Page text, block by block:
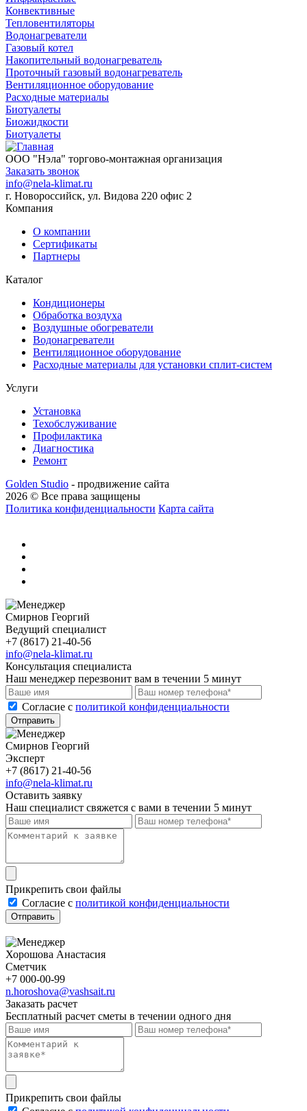
Конвективные
Тепловентиляторы
Водонагреватели
Газовый котел
Накопительный водонагреватель
Проточный газовый водонагреватель
Вентиляционное оборудование
Расходные материалы
Биотуалеты
Биожидкости
Биотуалеты
ООО "Нэла" торгово-монтажная организация
Заказать звонок
info@nela-klimat.ru
г. Новороссийск, ул. Видова 220 офис 2
Компания
О компании
Сертификаты
Партнеры
Каталог
Кондиционеры
Обработка воздуха
Воздушные обогреватели
Водонагреватели
Вентиляционное оборудование
Расходные материалы для установки сплит-систем
Услуги
Установка
Техобслуживание
Профилактика
Диагностика
Ремонт
Golden Studio - продвижение сайта
2026 © Все права защищены
Политика конфиденциальности Карта сайта
Смирнов Георгий
Ведущий специалист
+7 (8617) 21-40-56
info@nela-klimat.ru
Консультация специалиста
Наш менеджер перезвонит вам в течении 5 минут
Cогласие с политикой конфиденциальности
Отправить
Смирнов Георгий
Эксперт
+7 (8617) 21-40-56
info@nela-klimat.ru
Оставить заявку
Наш специалист свяжется с вами в течении 5 минут
Прикрепить свои файлы
Cогласие с политикой конфиденциальности
Отправить
Хорошова Анастасия
Сметчик
+7 000-00-99
n.horoshova@vashsait.ru
Заказать расчет
Бесплатный расчет сметы в течении одного дня
Прикрепить свои файлы